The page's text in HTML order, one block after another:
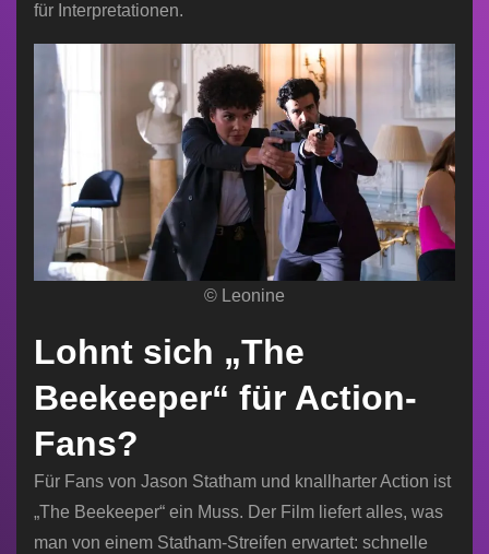
für Interpretationen.
© Leonine
Lohnt sich „The
Beekeeper“ für Action-
Fans?
Für Fans von Jason Statham und knallharter Action ist
„The Beekeeper“ ein Muss. Der Film liefert alles, was
man von einem Statham-Streifen erwartet: schnelle